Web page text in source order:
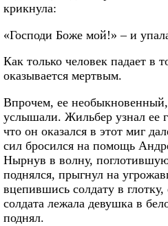
крикнула:
«Господи Боже мой!» – и
Как только человек падает в
оказывается мертвым.
Впрочем, ее
услышали. Жильбер узнал ее
что он оказался в этот миг
сил бросился на помощь
Нырнув в волну,
поднялся, прыгнул на
вцепившись солдату в
солдата лежала девушка в
поднял.